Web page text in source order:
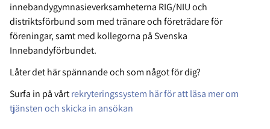
innebandygymnasieverksamheterna RIG/NIU och
distriktsförbund som med tränare och företrädare för
föreningar, samt med kollegorna på Svenska
Innebandyförbundet.
Låter det här spännande och som något för dig?
Surfa in på vårtrekryteringssystem här för att läsa mer om
tjänsten och skicka in ansökan